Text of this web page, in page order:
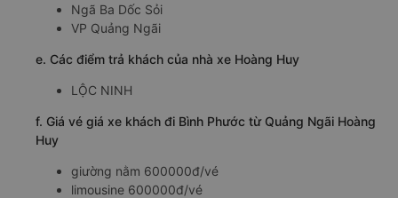
Ngã Ba Dốc Sỏi
VP Quảng Ngãi
e. Các điểm trả khách của nhà xe Hoàng Huy
LỘC NINH
f. Giá vé giá xe khách đi Bình Phước từ Quảng Ngãi Hoàng
Huy
giường nằm 600000đ/vé
limousine 600000đ/vé